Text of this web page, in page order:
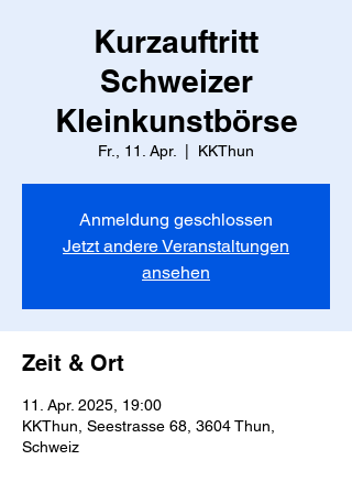
Kurzauftritt
Schweizer
Kleinkunstbörse
Fr., 11. Apr. KKThun
Anmeldung geschlossen
Jetzt andere Veranstaltungen
ansehen
Zeit & Ort
11. Apr. 2025, 19:00
KKThun, Seestrasse 68, 3604 Thun,
Schweiz